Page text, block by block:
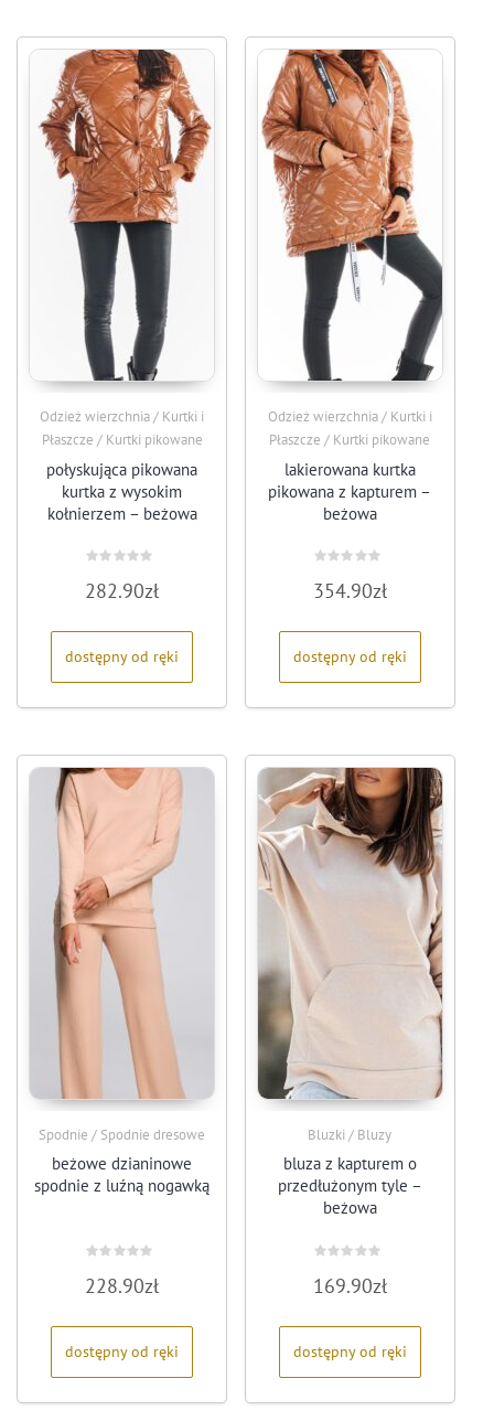
Odzież wierzchnia / Kurtki i
Płaszcze / Kurtki pikowane
połyskująca pikowana
kurtka z wysokim
kołnierzem – beżowa
0
na
282.90zł
dostępny od ręki
Odzież wierzchnia / Kurtki i
Płaszcze / Kurtki pikowane
lakierowana kurtka
pikowana z kapturem –
beżowa
0
na
354.90zł
dostępny od ręki
Spodnie / Spodnie dresowe
beżowe dzianinowe
spodnie z luźną nogawką
0
na
228.90zł
dostępny od ręki
Bluzki / Bluzy
bluza z kapturem o
przedłużonym tyle –
beżowa
0
na
169.90zł
dostępny od ręki